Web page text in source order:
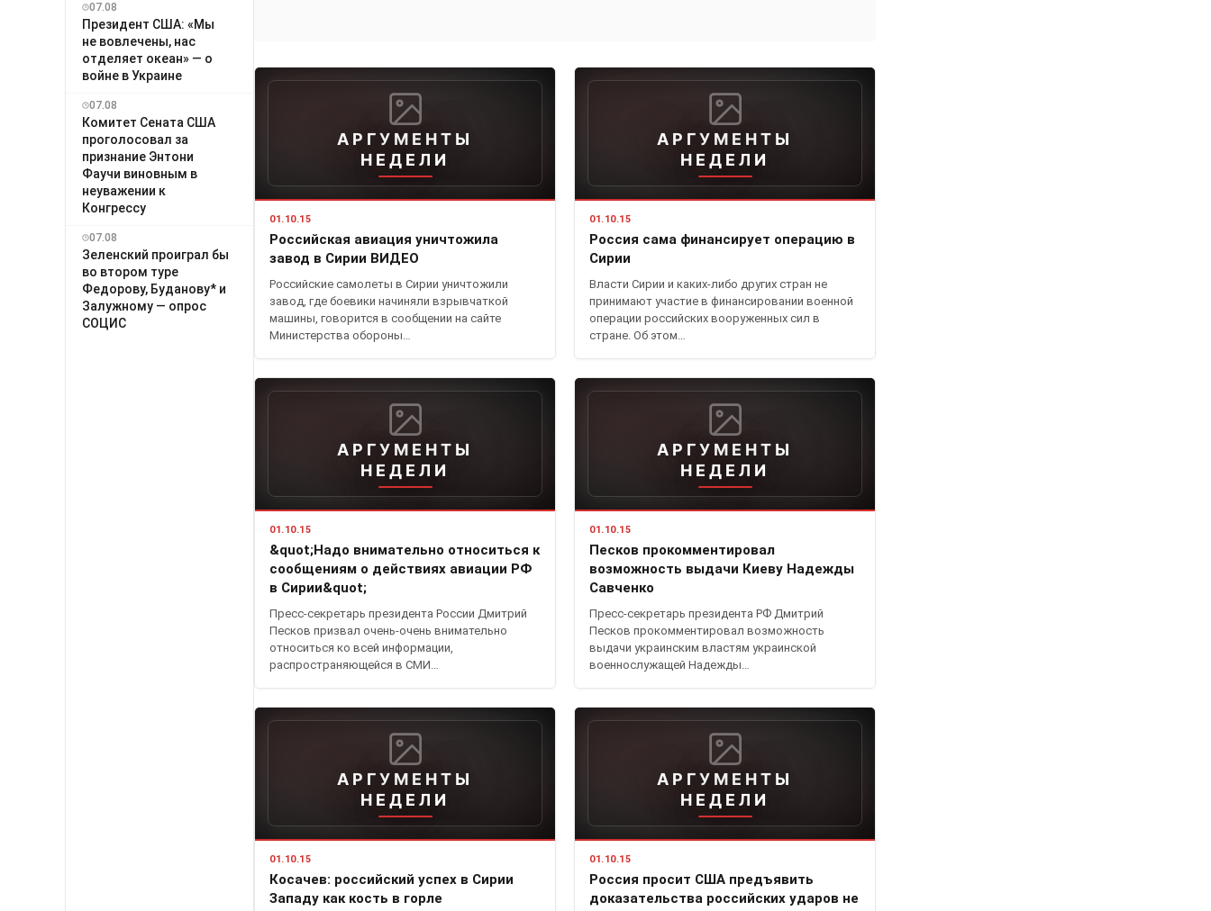
07.08
Президент США: «Мы
не вовлечены, нас
отделяет океан» — о
войне в Украине
07.08
Комитет Сената США
проголосовал за
признание Энтони
Фаучи виновным в
неуважении к
Конгрессу
07.08
Зеленский проиграл бы
во втором туре
Федорову, Буданову* и
Залужному — опрос
СОЦИС
АРГУМЕНТЫ
НЕДЕЛИ
01.10.15
Российская авиация уничтожила
завод в Сирии ВИДЕО
Российские самолеты в Сирии уничтожили
завод, где боевики начиняли взрывчаткой
машины, говорится в сообщении на сайте
Министерства обороны…
АРГУМЕНТЫ
НЕДЕЛИ
01.10.15
Россия сама финансирует операцию в
Сирии
Власти Сирии и каких-либо других стран не
принимают участие в финансировании военной
операции российских вооруженных сил в
стране. Об этом…
АРГУМЕНТЫ
НЕДЕЛИ
01.10.15
&quot;Надо внимательно относиться к
сообщениям о действиях авиации РФ
в Сирии&quot;
Пресс-секретарь президента России Дмитрий
Песков призвал очень-очень внимательно
относиться ко всей информации,
распространяющейся в СМИ…
АРГУМЕНТЫ
НЕДЕЛИ
01.10.15
Песков прокомментировал
возможность выдачи Киеву Надежды
Савченко
Пресс-секретарь президента РФ Дмитрий
Песков прокомментировал возможность
выдачи украинским властям украинской
военнослужащей Надежды…
АРГУМЕНТЫ
НЕДЕЛИ
01.10.15
Косачев: российский успех в Сирии
Западу как кость в горле
АРГУМЕНТЫ
НЕДЕЛИ
01.10.15
Россия просит США предъявить
доказательства российских ударов не